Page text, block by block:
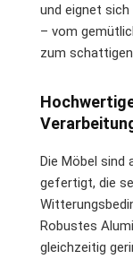
und eignet
– vom
zum
Die Möbel sind
gefertigt, die
Robustes
gleichzeitig